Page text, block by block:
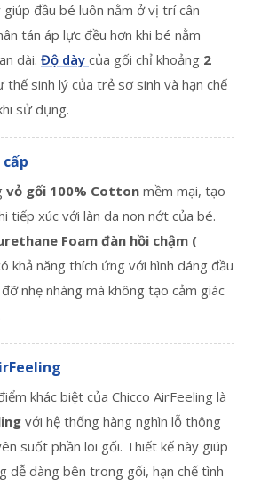
giúp đầu bé luôn nằm ở vị trí cân
tán áp lực đều hơn khi bé nằm
dài. Độ dày của gối chỉ khoảng 2
thế sinh lý của trẻ sơ sinh và hạn chế
sử dụng.
vỏ gối 100% Cotton mềm mại, tạo
tiếp xúc với làn da non nớt của bé.
Foam đàn hồi chậm (
khả năng thích ứng với hình dáng đầu
nhẹ nhàng mà không tạo cảm giác
khác biệt của Chicco AirFeeling là
với hệ thống hàng nghìn lỗ thông
suốt phần lõi gối. Thiết kế này giúp
dễ dàng bên trong gối, hạn chế tình